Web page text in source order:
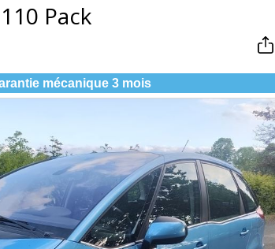
Pack
mécanique 3 mois